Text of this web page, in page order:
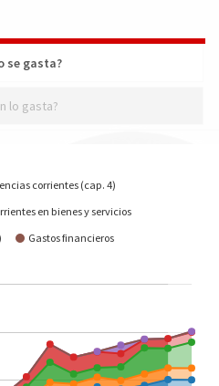
se gasta?
lo gasta?
corrientes (cap. 4)
en bienes y servicios
Gastos financieros